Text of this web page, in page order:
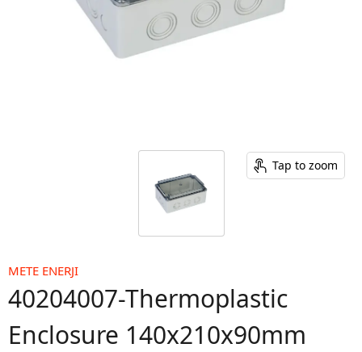
Tap to zoom
METE ENERJI
40204007-Thermoplastic
Enclosure 140x210x90mm